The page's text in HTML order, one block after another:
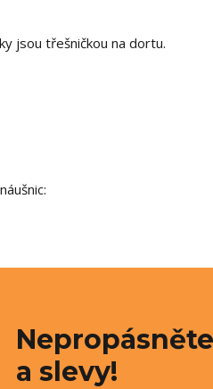
jsou třešničkou na dortu.
a slevy!